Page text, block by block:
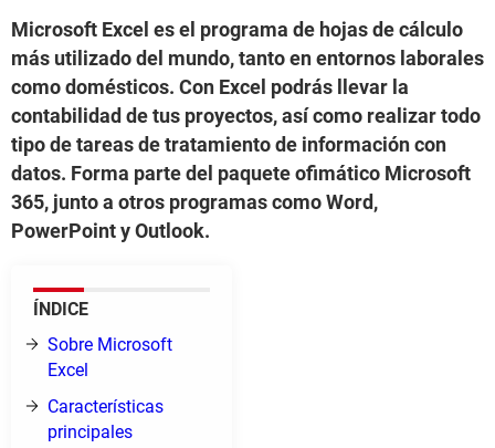
Microsoft Excel es el programa de hojas de cálculo
más utilizado del mundo, tanto en entornos laborales
como domésticos. Con Excel podrás llevar la
contabilidad de tus proyectos, así como realizar todo
tipo de tareas de tratamiento de información con
datos. Forma parte del paquete ofimático Microsoft
365, junto a otros programas como Word,
PowerPoint y Outlook.
ÍNDICE
Sobre Microsoft
Excel
Características
principales